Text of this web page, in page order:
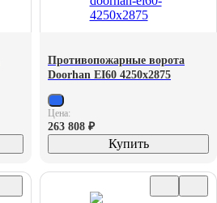
Противопожарные ворота
Doorhan EI60 4250х2875
Цена:
263 808 ₽
Купить